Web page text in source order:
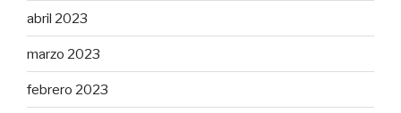
abril 2023
marzo 2023
febrero 2023